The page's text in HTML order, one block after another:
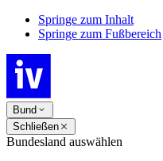
Springe zum Inhalt
Springe zum Fußbereich
Bund
Schließen
Bundesland auswählen